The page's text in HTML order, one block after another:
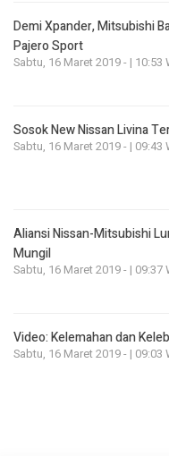
Demi Xpander, Mitsubishi
Pajero Sport
Sabtu, 16 Maret 2019 - | 10:53
Sosok New Nissan Livina
Sabtu, 16 Maret 2019 - | 09:43
Aliansi Nissan-Mitsubishi
Mungil
Sabtu, 16 Maret 2019 - | 09:37
Video: Kelemahan dan
Sabtu, 16 Maret 2019 - | 09:03